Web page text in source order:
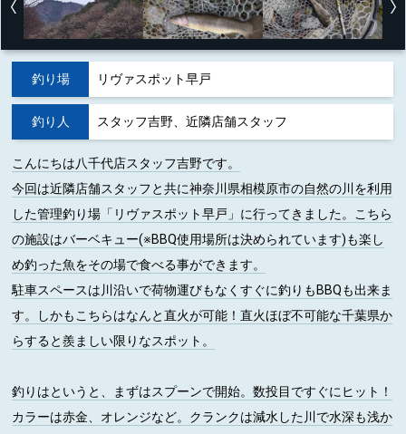
釣り場 リヴァスポット早戸
釣り人 スタッフ吉野、近隣店舗スタッフ
こんにちは八千代店スタッフ吉野です。
今回は近隣店舗スタッフと共に神奈川県相模原市の自然の川を利用
した管理釣り場「リヴァスポット早戸」に行ってきました。こちら
の施設はバーベキュー(※BBQ使用場所は決められています)も楽し
め釣った魚をその場で食べる事ができます。
駐車スペースは川沿いで荷物運びもなくすぐに釣りもBBQも出来ま
す。しかもこちらはなんと直火が可能！直火ほぼ不可能な千葉県か
らすると羨ましい限りなスポット。
釣りはというと、まずはスプーンで開始。数投目ですぐにヒット！
カラーは赤金、オレンジなど。クランクは減水した川で水深も浅か